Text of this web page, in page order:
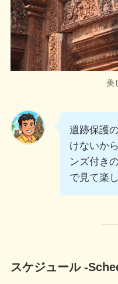
美
遺跡保護
けないか
ンズ付き
で見て楽
スケジュール -